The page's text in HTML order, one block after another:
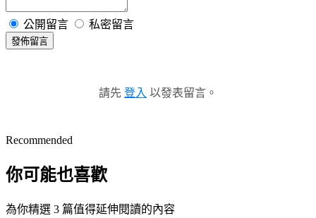
公開留言 私密留言
發佈留言
請先 登入 以發表留言。
Recommended
你可能也喜歡
為你精選 3 篇值得延伸閱讀的內容